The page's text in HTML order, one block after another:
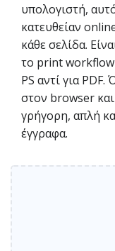
υπολογιστή,
κατευθείαν
κάθε σελίδα.
το print workflow
PS αντί για
στον browser και
γρήγορη, απλή
έγγραφα.